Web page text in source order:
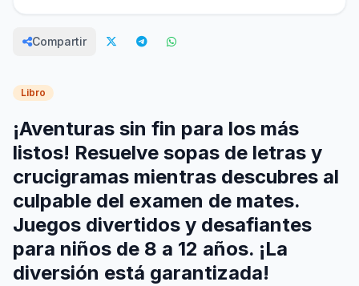
Compartir
Libro
¡Aventuras sin fin para los más
listos! Resuelve sopas de letras y
crucigramas mientras descubres al
culpable del examen de mates.
Juegos divertidos y desafiantes
para niños de 8 a 12 años. ¡La
diversión está garantizada!